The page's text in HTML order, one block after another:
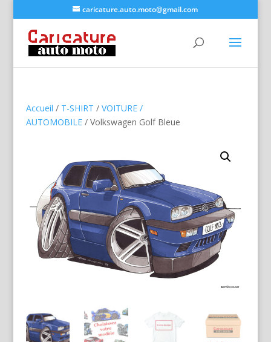
caricature.auto.moto@gmail.com
Accueil / T-SHIRT / VOITURE /
AUTOMOBILE/ Volkswagen Golf Bleue